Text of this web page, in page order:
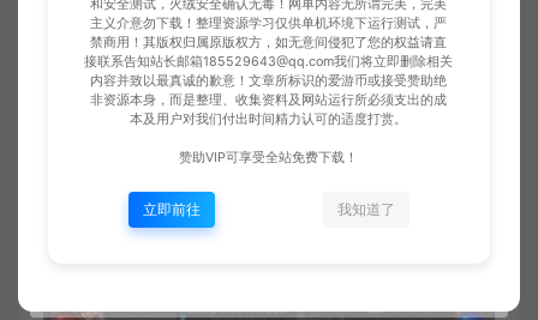
和安全测试，火绒安全确认无毒！网单内容无所谓完美，完美
主义介意勿下载！整理资源学习仅供单机环境下运行测试，严
禁商用！其版权归属原版权方，如无意间侵犯了您的权益请直
接联系告知站长邮箱185529643@qq.com我们将立即删除相关
内容并致以最真诚的歉意！文章所标识的爱游币或接受赞助绝
非资源本身，而是整理、收集资料及网站运行所必须支出的成
本及用户对我们付出时间精力认可的适度打赏。
赞助VIP可享受全站免费下载！
立即前往 我知道了